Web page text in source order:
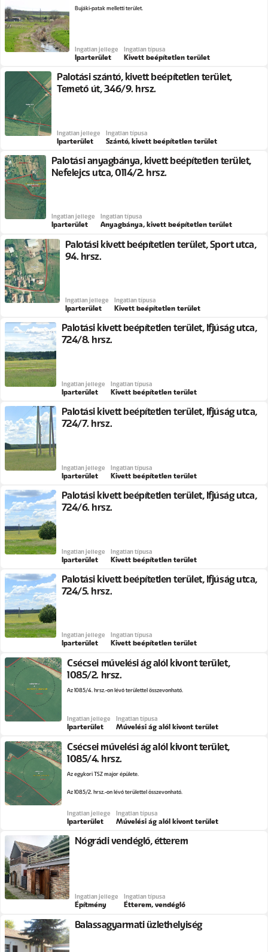
Bujáki-patak melletti terület.
Ingatlan jellege
Iparterület
Ingatlan típusa
Kivett beépítetlen terület
Palotási szántó, kivett beépítetlen terület,
Temető út, 346/9. hrsz.
Ingatlan jellege
Iparterület
Ingatlan típusa
Szántó, kivett beépítetlen terület
Palotási anyagbánya, kivett beépítetlen terület,
Nefelejcs utca, 0114/2. hrsz.
Ingatlan jellege
Iparterület
Ingatlan típusa
Anyagbánya, kivett beépítetlen terület
Palotási kivett beépítetlen terület, Sport utca,
94. hrsz.
Ingatlan jellege
Iparterület
Ingatlan típusa
Kivett beépítetlen terület
Palotási kivett beépítetlen terület, Ifjúság utca,
724/8. hrsz.
Ingatlan jellege
Iparterület
Ingatlan típusa
Kivett beépítetlen terület
Palotási kivett beépítetlen terület, Ifjúság utca,
724/7. hrsz.
Ingatlan jellege
Iparterület
Ingatlan típusa
Kivett beépítetlen terület
Palotási kivett beépítetlen terület, Ifjúság utca,
724/6. hrsz.
Ingatlan jellege
Iparterület
Ingatlan típusa
Kivett beépítetlen terület
Palotási kivett beépítetlen terület, Ifjúság utca,
724/5. hrsz.
Ingatlan jellege
Iparterület
Ingatlan típusa
Kivett beépítetlen terület
Csécsei művelési ág alól kivont terület,
1085/2. hrsz.
Az 1085/4. hrsz.-on lévő területtel összevonható.
Ingatlan jellege
Iparterület
Ingatlan típusa
Művelési ág alól kivont terület
Csécsei művelési ág alól kivont terület,
1085/4. hrsz.
Az egykori TSZ major épülete.
Az 1085/2. hrsz.-on lévő területtel összevonható.
Ingatlan jellege
Iparterület
Ingatlan típusa
Művelési ág alól kivont terület
Nógrádi vendéglő, étterem
Ingatlan jellege
Építmény
Ingatlan típusa
Étterem, vendéglő
Balassagyarmati üzlethelyiség